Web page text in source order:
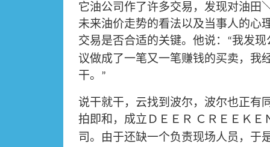
它油公司作了许多交易，发现对油田
未来油价走势的看法以及当事人的心
交易是否合适的关键。他说：
“我发现
议做成了一笔又一笔赚钱的买卖，我
干。
”
说干就干，云找到波尔，波尔也正有
拍即和，成立ＤＥＥＲ ＣＲＥＥＫＥ
司。由于还缺一个负责现场人员，于